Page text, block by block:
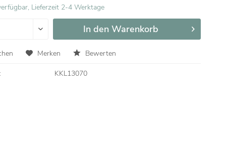
Lieferzeit 2-4 Werktage
In den Warenkorb
Merken Bewerten
KKL13070